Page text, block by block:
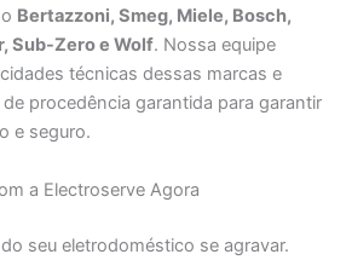
Bertazzoni, Smeg, Miele, Bosch,
Sub-Zero e Wolf. Nossa equipe
técnicas dessas marcas e
procedência garantida para garantir
e seguro.
a Electroserve Agora
seu eletrodoméstico se agravar.